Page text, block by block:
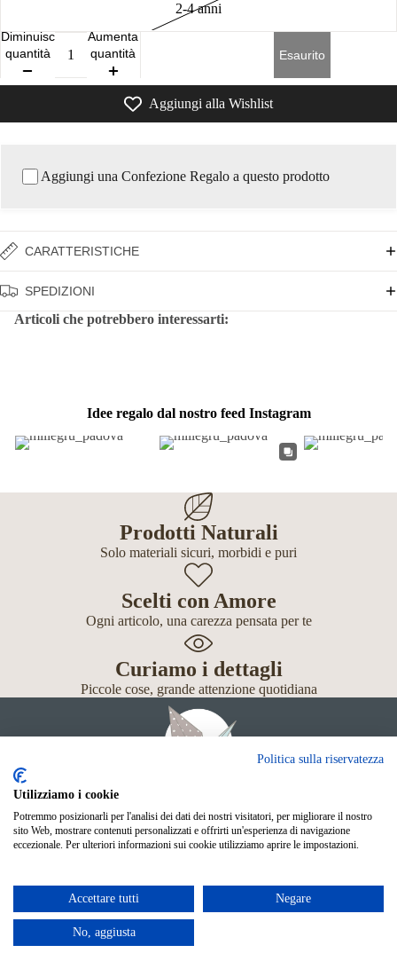
2-4 anni
Diminuisci
quantità
Aumenta
quantità
Esaurito
Aggiungi alla Wishlist
Aggiungi una Confezione Regalo a questo prodotto
CARATTERISTICHE
SPEDIZIONI
Articoli che potrebbero interessarti:
Idee regalo dal nostro feed Instagram
Prodotti Naturali
Solo materiali sicuri, morbidi e puri
Scelti con Amore
Ogni articolo, una carezza pensata per te
Curiamo i dettagli
Piccole cose, grande attenzione quotidiana
Giochi
Neonato
Shop Online
© Mille Gru di Sofia Calore. P.IVA 05033240283
Metodi di pagamento
Politica sulla riservatezza
Utilizziamo i cookie
Potremmo posizionarli per l'analisi dei dati dei nostri visitatori, per migliorare il nostro
sito Web, mostrare contenuti personalizzati e offrirti un'esperienza di navigazione
eccezionale. Per ulteriori informazioni sui cookie utilizziamo aprire le impostazioni.
Accettare tutti Negare
No, aggiusta